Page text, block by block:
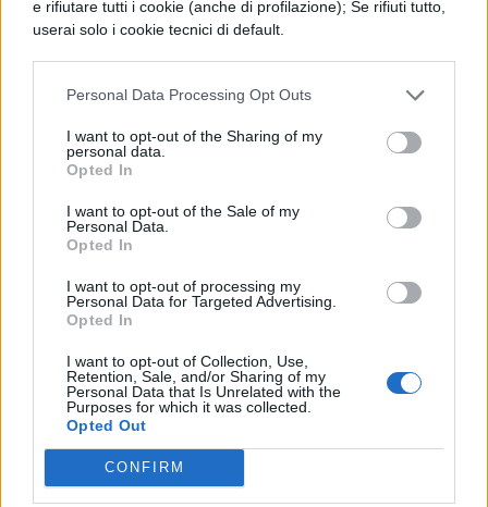
e rifiutare tutti i cookie (anche di profilazione); Se rifiuti tutto,
userai solo i cookie tecnici di default.
Personal Data Processing Opt Outs
I want to opt-out of the Sharing of my
personal data.
Opted In
I want to opt-out of the Sale of my
Personal Data.
Opted In
I want to opt-out of processing my
Personal Data for Targeted Advertising.
Opted In
I want to opt-out of Collection, Use,
Retention, Sale, and/or Sharing of my
Personal Data that Is Unrelated with the
Purposes for which it was collected.
Opted Out
CONFIRM
con loro Marco
Fulvio Flacco. Ammettiamo pure che i
Gracchi, per smania di vincere non
abbiano saputo
mantenere una condotta moderata. Ma per
l'uomo onesto è
meglio essere vinto che trionfare
sull'ingiustizia con
mezzi violenti. I
nobili, dunque, abusando di quella vittoria
secondo il loro capriccio,
eliminarono molti
cittadini con le armi o con l'esilio e furono